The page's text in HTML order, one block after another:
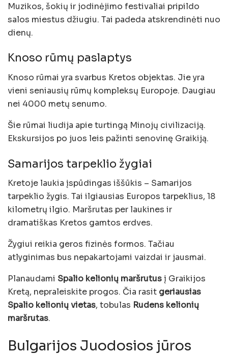
Muzikos, šokių ir jodinėjimo festivaliai pripildo
salos miestus džiugiu. Tai padeda atskrendinėti nuo
dienų.
Knoso rūmų paslaptys
Knoso rūmai yra svarbus Kretos objektas. Jie yra
vieni seniausių rūmų kompleksų Europoje. Daugiau
nei 4000 metų senumo.
Šie rūmai liudija apie turtingą Minojų civilizaciją.
Ekskursijos po juos leis pažinti senovinę Graikiją.
Samarijos tarpeklio žygiai
Kretoje laukia įspūdingas iššūkis – Samarijos
tarpeklio žygis. Tai ilgiausias Europos tarpeklius, 18
kilometrų ilgio. Maršrutas per laukines ir
dramatiškas Kretos gamtos erdves.
Žygiui reikia geros fizinės formos. Tačiau
atlyginimas bus nepakartojami vaizdai ir jausmai.
Planaudami Spalio kelionių maršrutusį Graikijos
Kretą, nepraleiskite progos. Čia rasit geriausias
Spalio kelionių vietas, tobulas Rudens kelionių
maršrutas.
Bulgarijos Juodosios jūros